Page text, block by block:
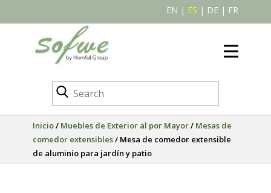
EN | ES | DE | FR
Inicio/ Muebles de Exterior al por Mayor/ Mesas de
comedor extensibles/ Mesa de comedor extensible
de aluminio para jardín y patio